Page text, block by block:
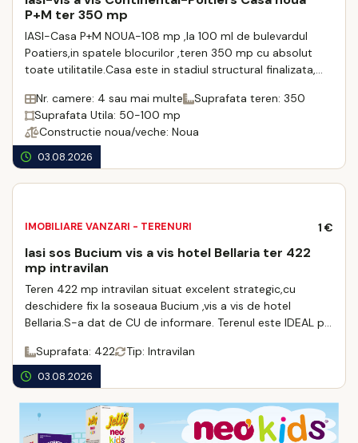
03.08.2026
P+M ter 350 mp
IASI-Casa P+M NOUA-108 mp ,la 100 ml de bulevardul
Poatiers,in spatele blocurilor ,teren 350 mp cu absolut
toate utilitatile.Casa este in stadiul structural finalizata,
Nr. camere: 4 sau mai multe
Suprafata teren: 350
Suprafata Utila: 50-100 mp
Constructie noua/veche: Noua
03.08.2026
IMOBILIARE VANZARI - TERENURI 1 €
Iasi sos Bucium vis a vis hotel Bellaria ter 422
mp intravilan
Teren 422 mp intravilan situat excelent strategic,cu
deschidere fix la soseaua Bucium ,vis a vis de hotel
Bellaria.S-a dat de CU de informare. Terenul este IDEAL pt
Suprafata: 422
Tip: Intravilan